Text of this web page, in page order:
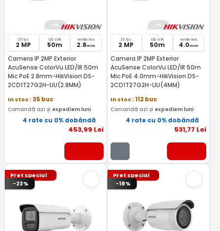
25 fps
2 MP
LED si IR
50m
lentila fixa
2.8mm
Camera IP 2MP Exterior
AcuSense ColorVu LED/IR 50m
Mic PoE 2.8mm-HikVision DS-
2CD1T27G2H-LIU(2.8MM)
In stoc: 35 buc
Comandă azi și expediem luni
4 rate cu 0% dobândă
453,99 Lei
25 fps
2 MP
LED si IR
50m
lentila fixa
4.0mm
Camera IP 2MP Exterior
AcuSense ColorVu LED/IR 50m
Mic PoE 4.0mm-HikVision DS-
2CD1T27G2H-LIU(4MM)
In stoc: 112 buc
Comandă azi și expediem luni
4 rate cu 0% dobândă
531,77 Lei
Pret special
-23%
Pret special
-18%